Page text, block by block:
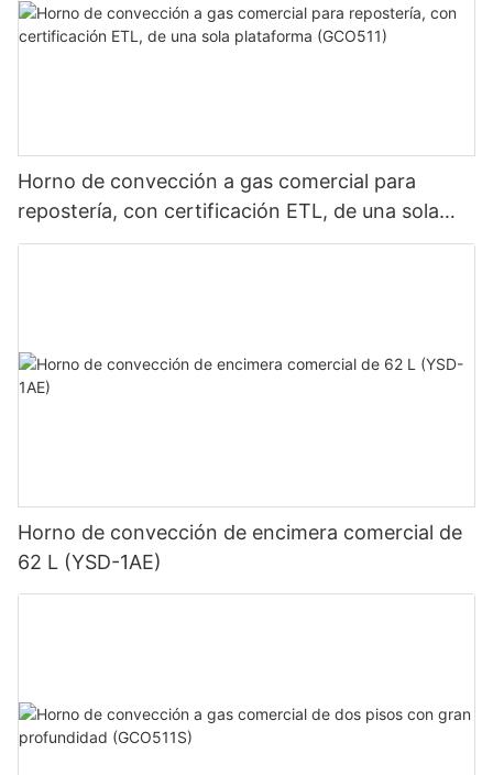
Horno de convección a gas comercial para
repostería, con certificación ETL, de una sola
plataforma (GCO511)
Horno de convección de encimera comercial de
62 L (YSD-1AE)